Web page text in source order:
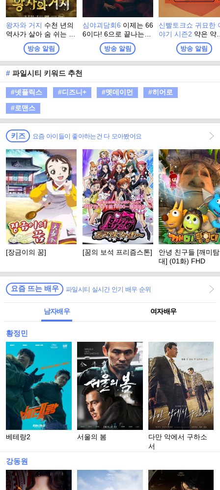
왕자와 거지 수천 년의
역사가 살아 숨 쉬는 신
비로운 나라, 이집트.
고대 문명이 자리한 이
집트에 K-POP의 역사
를 써 내려가는 여섯 남
자가 떴다! 왕자의 자리
를 두고 펼쳐지는 여섯
남자의 극과 극 생존 경
쟁! K-POP 대표 남자
아이돌 6인의 신선한
케미스트리는 물론, 치
열함과 우아함이 공존
하는 새로운 면면까지!
왕자가 되어 호화롭고
풍족한 여행을 만끽할
주인공은 누구일지?
방송 알림
심야괴담회6 이제는 66
6이다! 6으로 끝나는
해, 6월에 찾아온 시즌
6! 44인의 어둑시니를
만족시킬 최고의 괴담
시 상금 888,888원! 시
청자 투고 괴담을 읽어
회 시즌6
방송 알림
신빨토크쇼 귀묘한
야기 시즌2 약은 약
에게, 귀묘한 이야
무속인에게! 풀리지
는 답답한 문제를
많은 사람의 믿지
한 서린 귀묘한 이
들의 귀묘하면서도
싹한 이야기를 들어
방송 알림
# 파일시티 키워드 추천
#넷플릭스 #디즈니+ #멧데이먼
#히어로
#로맨스
키즈 요즘 아이들이 좋아하는건 다 모아봤어요
[장금이의 꿈] [꿈의 보석 프리즘스톤]
안녕 친구들 [깨미
대] (01화) FHD
요즘 뜨는 배우 파일시티 실시간 인기 배우 순위
남자배우 여자배우
황정민
베테랑2 서울의 봄
다만 악에서 구하소
서
강동원